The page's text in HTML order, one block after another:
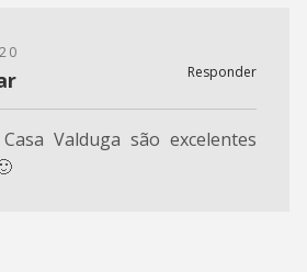
Responder
Valduga são excelentes